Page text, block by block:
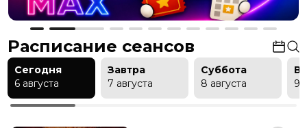
Расписание сеансов
Сегодня
6 августа
Завтра
7 августа
Суббота
8 августа
9